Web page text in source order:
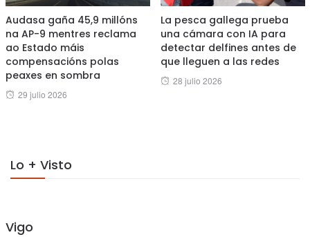
Audasa gaña 45,9 millóns
na AP-9 mentres reclama
ao Estado máis
compensacións polas
peaxes en sombra
Posted
29 julio 2026
La pesca gallega prueba
una cámara con IA para
detectar delfines antes de
que lleguen a las redes
Posted
28 julio 2026
Lo + Visto
Vigo